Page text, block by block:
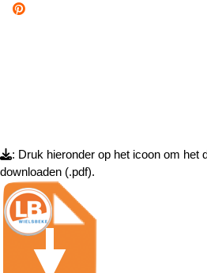
: Druk hieronder op het icoon om het
downloaden (.pdf).